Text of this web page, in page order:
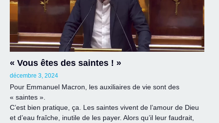
« Vous êtes des saintes ! »
décembre 3, 2024
Pour Emmanuel Macron, les auxiliaires de vie sont des
« saintes ».
C’est bien pratique, ça. Les saintes vivent de l’amour de Dieu
et d’eau fraîche, inutile de les payer. Alors qu’il leur faudrait,